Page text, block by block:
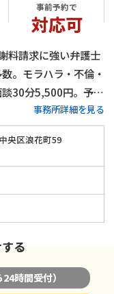
事前予約で
対応可
料請求に強い弁護士
。モラハラ・不倫・
30分5,500円。予約
事務所詳細を見る
央区浪花町59
る
時間受付）